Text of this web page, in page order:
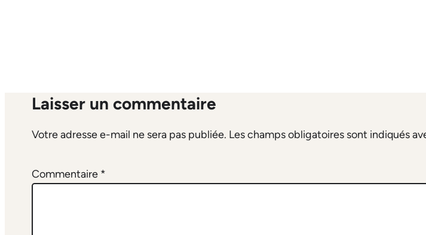
Laisser un commentaire
Votre adresse e-mail ne sera pas publiée. Les champs obligatoires sont indiqués
Commentaire *